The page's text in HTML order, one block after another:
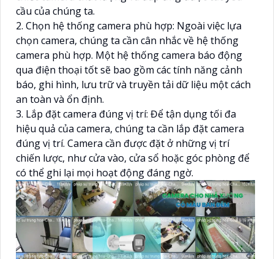
cầu của chúng ta.
2. Chọn hệ thống camera phù hợp: Ngoài việc lựa
chọn camera, chúng ta cần cân nhắc về hệ thống
camera phù hợp. Một hệ thống camera báo động
qua điện thoại tốt sẽ bao gồm các tính năng cảnh
báo, ghi hình, lưu trữ và truyền tải dữ liệu một cách
an toàn và ổn định.
3. Lắp đặt camera đúng vị trí: Để tận dụng tối đa
hiệu quả của camera, chúng ta cần lắp đặt camera
đúng vị trí. Camera cần được đặt ở những vị trí
chiến lược, như cửa vào, cửa sổ hoặc góc phòng để
có thể ghi lại mọi hoạt động đáng ngờ.